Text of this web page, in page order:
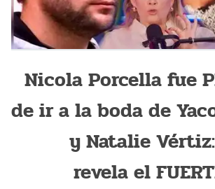
Nicola Porcella fue
de ir a la boda de
y Natalie
revela el